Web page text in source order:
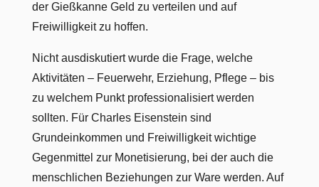
der Gießkanne Geld zu verteilen und auf
Freiwilligkeit zu hoffen.
Nicht ausdiskutiert wurde die Frage, welche
Aktivitäten – Feuerwehr, Erziehung, Pflege – bis
zu welchem Punkt professionalisiert werden
sollten. Für Charles Eisenstein sind
Grundeinkommen und Freiwilligkeit wichtige
Gegenmittel zur Monetisierung, bei der auch die
menschlichen Beziehungen zur Ware werden. Auf